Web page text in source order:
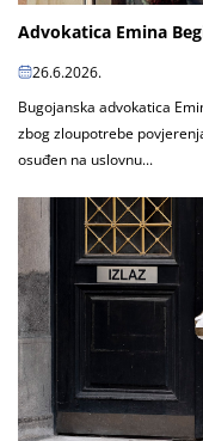
Advokatica Emina
26.6.2026.
Bugojanska advokatica
zbog zloupotrebe
osuđen na uslovnu...